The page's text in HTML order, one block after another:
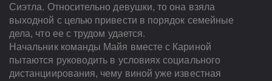
Сиэтла. Относительно девушки, то она взяла
выходной с целью привести в порядок семейные
дела, что ее с трудом удается.
Начальник команды Майя вместе с Кариной
пытаются руководить в условиях социального
дистанциирования, чему виной уже известная